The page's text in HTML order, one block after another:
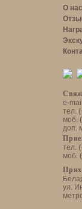
О нас
e-
тел.
моб.
доп.
тел.
моб.
ул.